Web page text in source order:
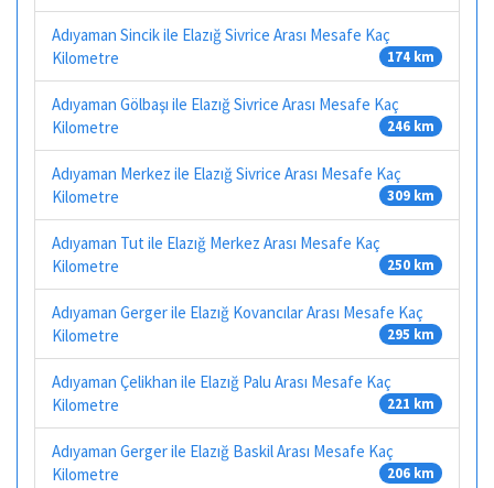
Adıyaman Sincik ile Elazığ Sivrice Arası Mesafe Kaç
Kilometre
174 km
Adıyaman Gölbaşı ile Elazığ Sivrice Arası Mesafe Kaç
Kilometre
246 km
Adıyaman Merkez ile Elazığ Sivrice Arası Mesafe Kaç
Kilometre
309 km
Adıyaman Tut ile Elazığ Merkez Arası Mesafe Kaç
Kilometre
250 km
Adıyaman Gerger ile Elazığ Kovancılar Arası Mesafe Kaç
Kilometre
295 km
Adıyaman Çelikhan ile Elazığ Palu Arası Mesafe Kaç
Kilometre
221 km
Adıyaman Gerger ile Elazığ Baskil Arası Mesafe Kaç
Kilometre
206 km